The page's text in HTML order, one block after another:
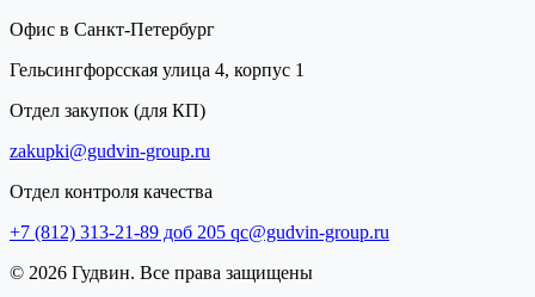
Офис в Санкт-Петербург
Гельсингфорсская улица 4, корпус 1
Отдел закупок (для КП)
zakupki@gudvin-group.ru
Отдел контроля качества
+7 (812) 313-21-89 доб 205 qc@gudvin-group.ru
© 2026 Гудвин. Все права защищены